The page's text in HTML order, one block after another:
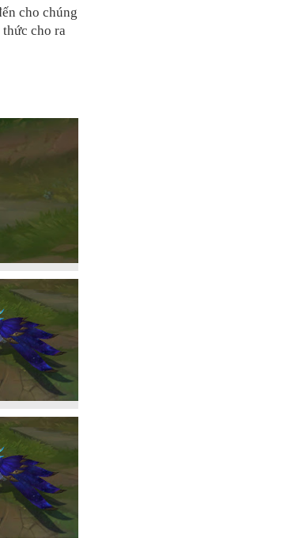
cho chúng
cho ra